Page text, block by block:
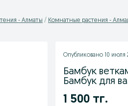
- Алматы Комнатные растения -
Опубликовано 10 июля
Бамбук
Бамбук для
1 500 тг.